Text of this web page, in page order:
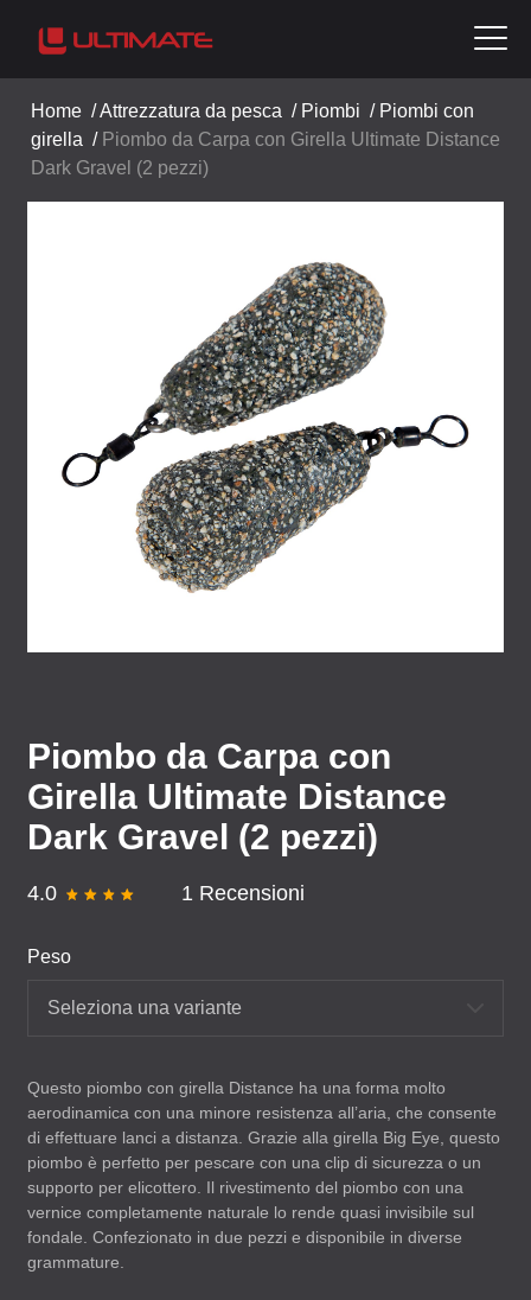
Home /Attrezzatura da pesca / Piombi / Piombi con
girella / Piombo da Carpa con Girella Ultimate Distance
Dark Gravel (2 pezzi)
Piombo da Carpa con
Girella Ultimate Distance
Dark Gravel (2 pezzi)
4.0 1 Recensioni
Peso
Seleziona una variante
Questo piombo con girella Distance ha una forma molto
aerodinamica con una minore resistenza all’aria, che consente
di effettuare lanci a distanza. Grazie alla girella Big Eye, questo
piombo è perfetto per pescare con una clip di sicurezza o un
supporto per elicottero. Il rivestimento del piombo con una
vernice completamente naturale lo rende quasi invisibile sul
fondale. Confezionato in due pezzi e disponibile in diverse
grammature.